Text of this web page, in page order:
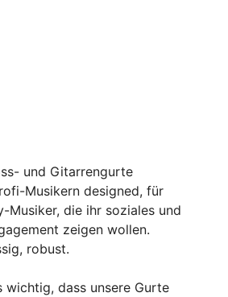
und Gitarrengurte
Musikern designed, für
Musiker, die ihr soziales und
zeigen wollen.
robust.
wichtig, dass unsere Gurte